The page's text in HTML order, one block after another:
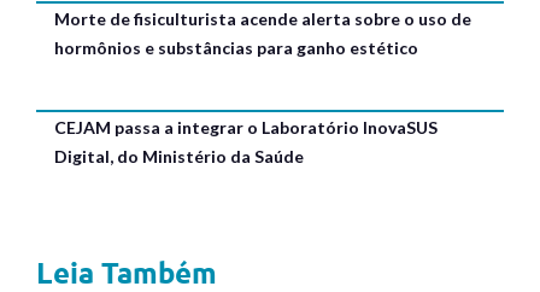
Morte de fisiculturista acende alerta sobre o uso de
hormônios e substâncias para ganho estético
CEJAM passa a integrar o Laboratório InovaSUS
Digital, do Ministério da Saúde
Leia Também